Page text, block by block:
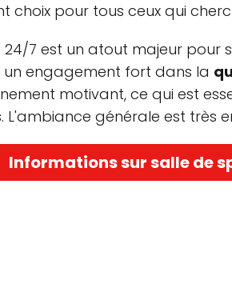
choix pour tous ceux qui
24/7 est un atout majeur pour
un engagement fort dans la
motivant, ce qui est
L'ambiance générale est très
Informations sur salle de